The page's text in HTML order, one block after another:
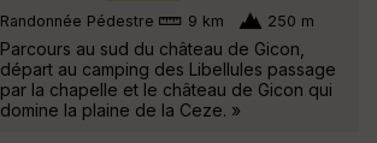
Randonnée Pédestre 9 km 250 m
Parcours au sud du château de Gicon,
départ au camping des Libellules passage
par la chapelle et le château de Gicon qui
domine la plaine de la Ceze. »